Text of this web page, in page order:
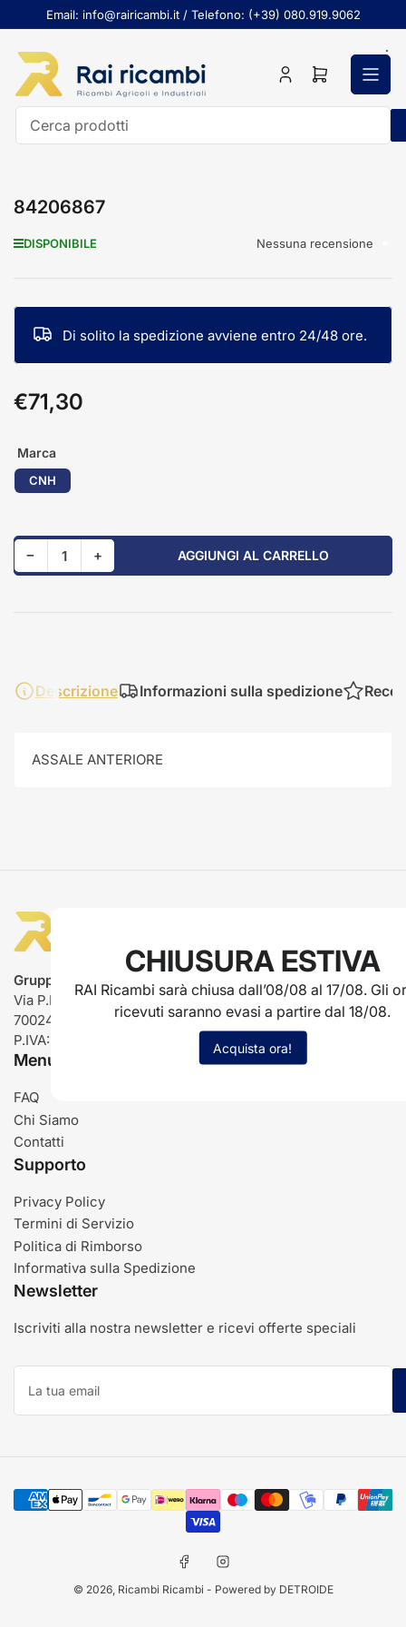
al
contenuto
Email: info@rairicambi.it / Telefono: (+39) 080.919.9062
AccediApri
84206867
DISPONIBILE Nessuna recensione
Di solito la spedizione avviene entro 24/48 ore.
Prezzo
standard
€71,30
Marca
CNH
−Riduci quantità per 84206867
Quantità +Aumenta quantità per 84206867 AGGIUNGI AL CARRELLO
Descrizione Informazioni sulla spedizione
ASSALE ANTERIORE
Gruppo Rai ricambi
Via P.L. Nervi, 66
70024 Gravina in Puglia (BA)
P.IVA: IT03485840726
Menu
FAQ
Chi Siamo
Contatti
Supporto
Privacy Policy
Termini di Servizio
Politica di Rimborso
Informativa sulla Spedizione
Newsletter
Iscriviti alla nostra newsletter e ricevi offerte speciali
La
tua
Modalità
di
pagamento
FacebookInstagram
© 2026, Ricambi Ricambi - Powered by DETROIDE
CHIUSURA ESTIVA
RAI Ricambi sarà chiusa dall’08/08 al 17/08. Gli
ricevuti saranno evasi a partire dal 18/08.
Acquista ora!